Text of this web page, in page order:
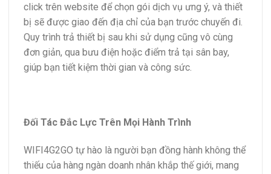
click trên website để chọn gói dịch vụ ưng ý, và thiết
bị sẽ được giao đến địa chỉ của bạn trước chuyến đi.
Quy trình trả thiết bị sau khi sử dụng cũng vô cùng
đơn giản, qua bưu điện hoặc điểm trả tại sân bay,
giúp bạn tiết kiệm thời gian và công sức.
Đối Tác Đắc Lực Trên Mọi Hành Trình
WIFI4G2GO tự hào là người bạn đồng hành không thể
thiếu của hàng ngàn doanh nhân khắp thế giới, mang